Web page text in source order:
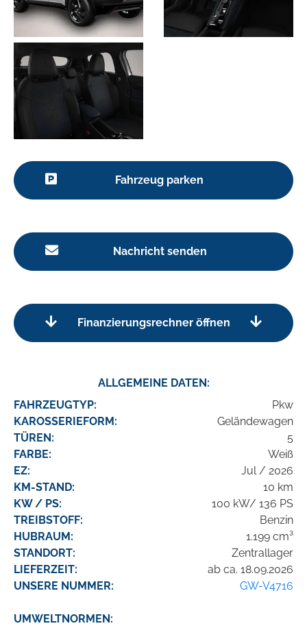
Fahrzeug parken
Nachricht senden
Finanzierungsrechner öffnen
ALLGEMEINE DATEN:
FAHRZEUGTYP:
Pkw
KAROSSERIEFORM:
Geländewagen
TÜREN:
5
FARBE:
Weiß
EZ:
Jul / 2026
KM-STAND:
10 km
KW / PS:
100 kW/ 136 PS
TREIBSTOFF:
Benzin
HUBRAUM:
1.199 cm³
STANDORT:
Zentrallager
LIEFERZEIT:
ab ca. 18.09.2026
UNSERE NUMMER:
GW-V4716
UMWELTNORMEN: